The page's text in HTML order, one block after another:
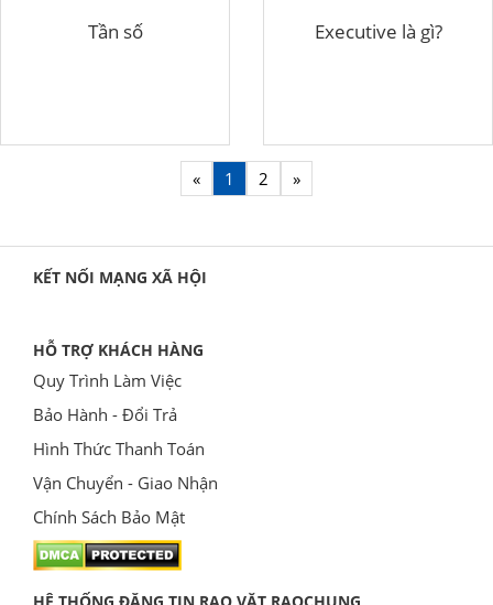
Tần số Executive là gì?
« 1 2 »
KẾT NỐI MẠNG XÃ HỘI
HỖ TRỢ KHÁCH HÀNG
Quy Trình Làm Việc
Bảo Hành - Đổi Trả
Hình Thức Thanh Toán
Vận Chuyển - Giao Nhận
Chính Sách Bảo Mật